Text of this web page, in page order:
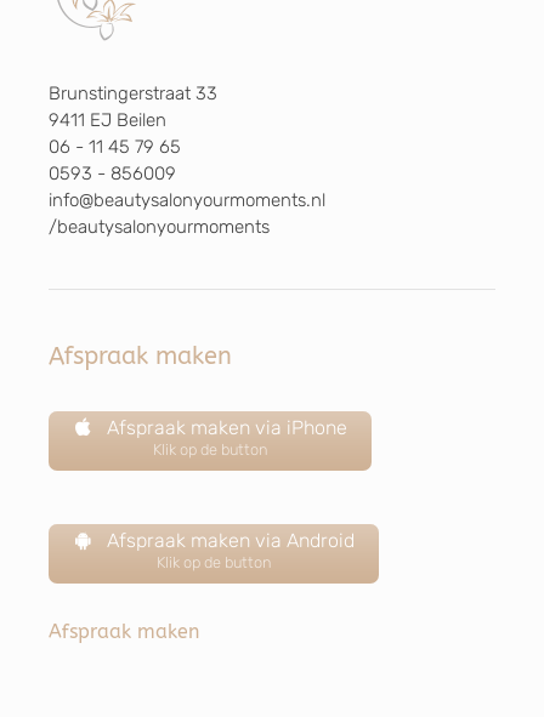
Brunstingerstraat 33
9411 EJ Beilen
06 - 11 45 79 65
0593 - 856009
info@beautysalonyourmoments.nl
/beautysalonyourmoments
Afspraak maken
Afspraak maken via iPhone
Klik op de button
Afspraak maken via Android
Klik op de button
Afspraak maken